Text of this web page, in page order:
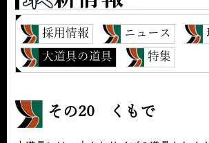
採用情報 ニュース
大道具の道具
特集
その20 くもで